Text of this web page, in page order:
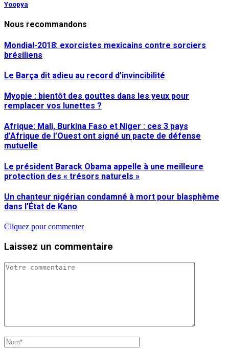
Yoopya
Nous recommandons
Mondial-2018: exorcistes mexicains contre sorciers
brésiliens
Le Barça dit adieu au record d’invincibilité
Myopie : bientôt des gouttes dans les yeux pour
remplacer vos lunettes ?
Afrique: Mali, Burkina Faso et Niger : ces 3 pays
d’Afrique de l’Ouest ont signé un pacte de défense
mutuelle
Le président Barack Obama appelle à une meilleure
protection des « trésors naturels »
Un chanteur nigérian condamné à mort pour blasphème
dans l’État de Kano
Cliquez pour commenter
Laissez un commentaire